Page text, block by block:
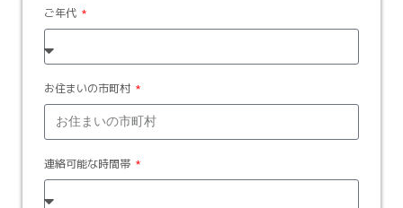
ご年代
お住まいの市町村
連絡可能な時間帯